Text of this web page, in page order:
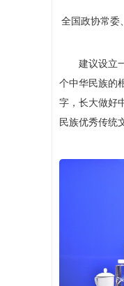
全国政协常委
建议设立一
个中华民族的
字，长大做好
民族优秀传统